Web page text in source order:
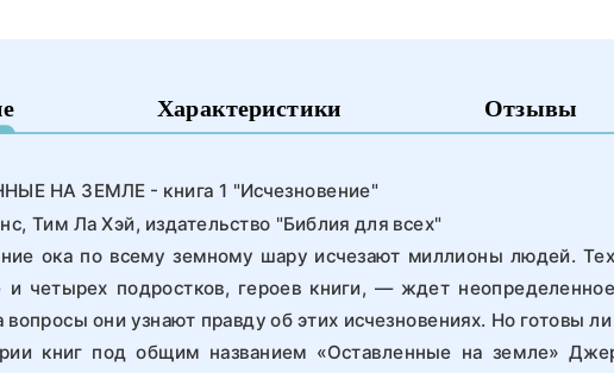
Характеристики Отзывы
НА ЗЕМЛЕ - книга 1 "Исчезновение"
Тим Ла Хэй, издательство "Библия для всех"
ока по всему земному шару исчезают миллионы людей.
и четырех подростков, героев книги, — ждет
вопросы они узнают правду об этих исчезновениях. Но готовы
книг под общим названием «Оставленные на земле»